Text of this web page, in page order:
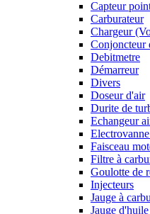
Capteur
Carburateur
Chargeur
Conjoncteur
Debitmetre
Démarreur
Divers
Doseur d'air
Durite de
Echangeur
Faisceau
Filtre à
Goulotte de
Injecteurs
Jauge à
Jauge d'huile